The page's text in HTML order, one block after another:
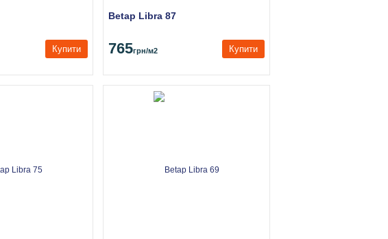
Купити
Betap Libra 87
765грн/м2 Купити